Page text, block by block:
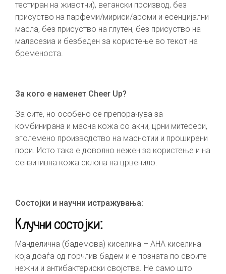
тестиран на животни), вегански производ, без
присуство на парфеми/мириси/ароми и есенцијални
масла, без присуство на глутен, без присуство на
маласезиа и безбеден за користење во текот на
бременоста.
За кого е наменет Cheer Up?
За сите, но особено се препорачува за
комбинирана и масна кожа со акни, црни митесери,
зголемено производство на маснотии и проширени
пори. Исто така е доволно нежен за користење и на
сензитивна кожа склона на црвенило.
Состојки и научни истражувања:
Клучни состојки:
Манделична (бадемова) киселина – AHA киселина
која доаѓа од горчлив бадем и е позната по своите
нежни и антибактериски својства. Не само што